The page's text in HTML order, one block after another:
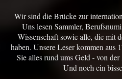
Wir sind die Brücke zur
Uns lesen Sammler,
Wissenschaft sowie alle, die mit
haben. Unsere Leser kommen aus
Sie alles rund ums Geld - von
Und noch ein